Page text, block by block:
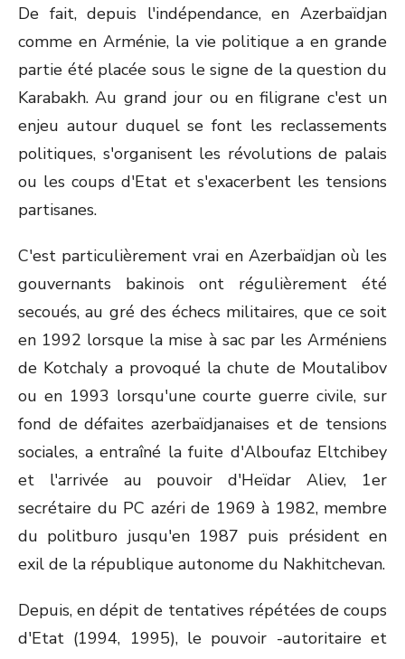
De fait, depuis l'indépendance, en Azerbaïdjan
comme en Arménie, la vie politique a en grande
partie été placée sous le signe de la question du
Karabakh. Au grand jour ou en filigrane c'est un
enjeu autour duquel se font les reclassements
politiques, s'organisent les révolutions de palais
ou les coups d'Etat et s'exacerbent les tensions
partisanes.
C'est particulièrement vrai en Azerbaïdjan où les
gouvernants bakinois ont régulièrement été
secoués, au gré des échecs militaires, que ce soit
en 1992 lorsque la mise à sac par les Arméniens
de Kotchaly a provoqué la chute de Moutalibov
ou en 1993 lorsqu'une courte guerre civile, sur
fond de défaites azerbaïdjanaises et de tensions
sociales, a entraîné la fuite d'Alboufaz Eltchibey
et l'arrivée au pouvoir d'Heïdar Aliev, 1er
secrétaire du PC azéri de 1969 à 1982, membre
du politburo jusqu'en 1987 puis président en
exil de la république autonome du Nakhitchevan.
Depuis, en dépit de tentatives répétées de coups
d'Etat (1994, 1995), le pouvoir -autoritaire et